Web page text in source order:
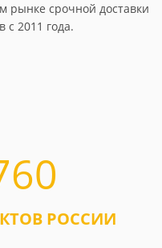
рынке срочной доставки
с 2011 года.
РОССИИ